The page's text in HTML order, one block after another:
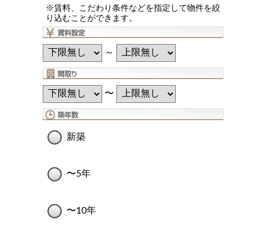
※賃料、こだわり条件などを指定して物件を絞
り込むことができます。
～
〜
新築
〜5年
〜10年